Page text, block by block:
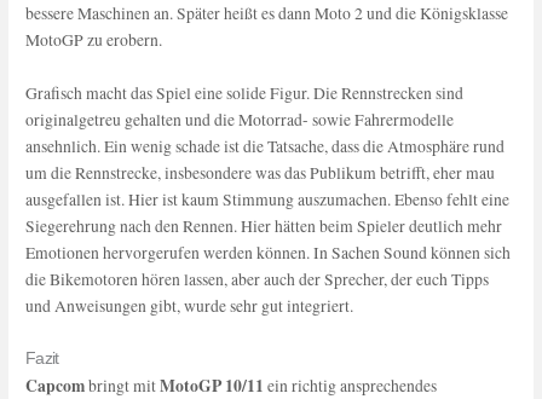
bessere Maschinen an. Später heißt es dann Moto 2 und die Königsklasse
MotoGP zu erobern.
Grafisch macht das Spiel eine solide Figur. Die Rennstrecken sind
originalgetreu gehalten und die Motorrad- sowie Fahrermodelle
ansehnlich. Ein wenig schade ist die Tatsache, dass die Atmosphäre rund
um die Rennstrecke, insbesondere was das Publikum betrifft, eher mau
ausgefallen ist. Hier ist kaum Stimmung auszumachen. Ebenso fehlt eine
Siegerehrung nach den Rennen. Hier hätten beim Spieler deutlich mehr
Emotionen hervorgerufen werden können. In Sachen Sound können sich
die Bikemotoren hören lassen, aber auch der Sprecher, der euch Tipps
und Anweisungen gibt, wurde sehr gut integriert.
Fazit
Capcombringt mitMotoGP 10/11 ein richtig ansprechendes